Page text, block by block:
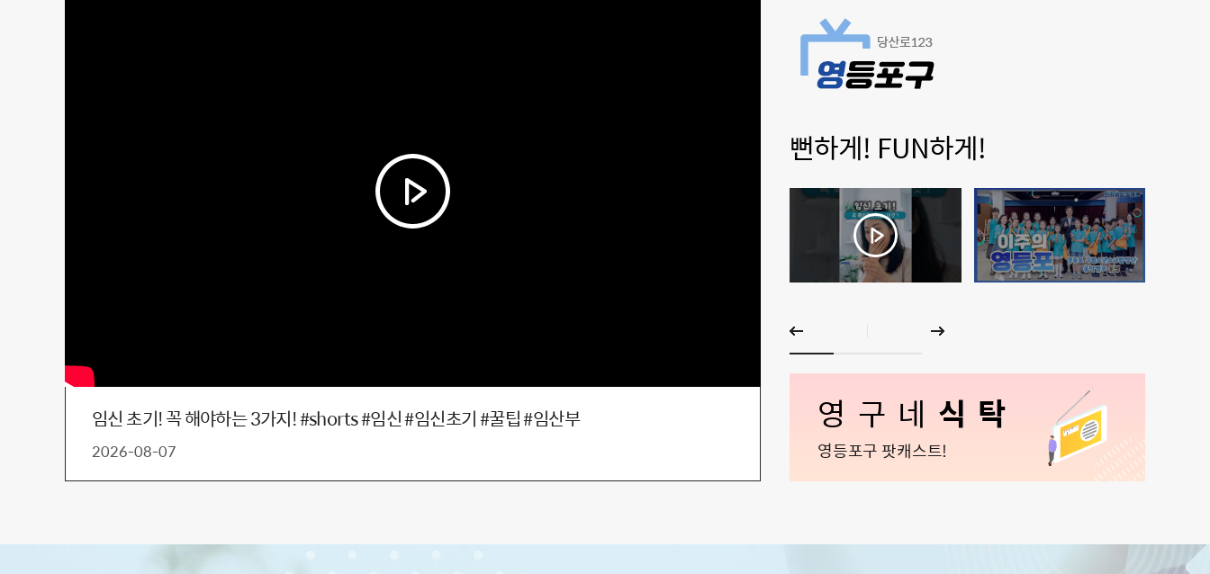
임신 초기! 꼭 해야하는 3가지! #shorts #임신 #임신초기 #꿀팁 #임산부
2026-08-07 2026-08-06
뻔하게! FUN하게!
영구네 식탁
영등포구 팟캐스트!